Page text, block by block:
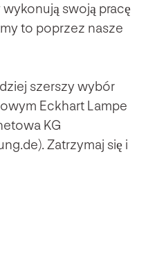
swoją pracę
to poprzez nasze
szerszy wybór
Eckhart Lampe
KG
Zatrzymaj się i